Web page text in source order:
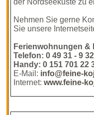
der Nordseeküste zu
Nehmen Sie gerne
Sie unsere
Ferienwohnungen
Telefon: 0 49 31 - 9
Handy: 0 151 701 22
E-Mail: info@feine-
Internet:www.feine-